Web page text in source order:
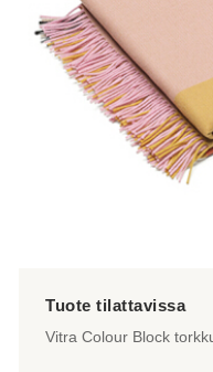
Vitra Colour Block